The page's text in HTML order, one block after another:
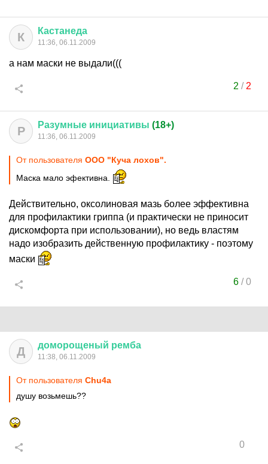
К Кастанеда
11:36, 06.11.2009
а нам маски не выдали(((
2 / 2
Р Разумные инициативы (18+)
11:36, 06.11.2009
От пользователя ООО "Куча лохов".
Маска мало эфективна.
Действительно, оксолиновая мазь более эффективна
для профилактики гриппа (и практически не приносит
дискомфорта при использовании), но ведь властям
надо изобразить действенную профилактику - поэтому
маски
6/0
Д доморощеный ремба
11:38, 06.11.2009
От пользователя Chu4a
душу возьмешь??
0